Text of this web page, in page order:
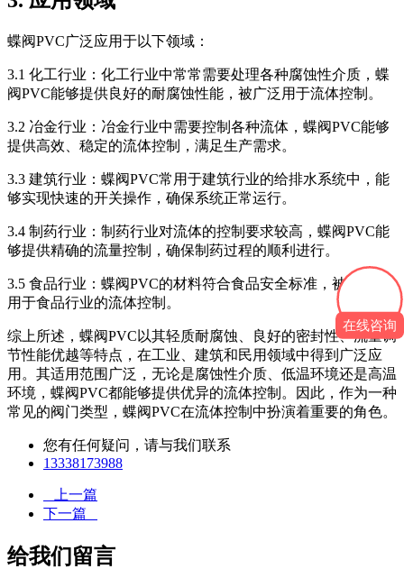
蝶阀PVC广泛应用于以下领域：
3.1 化工行业：化工行业中常常需要处理各种腐蚀性介质，蝶
阀PVC能够提供良好的耐腐蚀性能，被广泛用于流体控制。
3.2 冶金行业：冶金行业中需要控制各种流体，蝶阀PVC能够
提供高效、稳定的流体控制，满足生产需求。
3.3 建筑行业：蝶阀PVC常用于建筑行业的给排水系统中，能
够实现快速的开关操作，确保系统正常运行。
3.4 制药行业：制药行业对流体的控制要求较高，蝶阀PVC能
够提供精确的流量控制，确保制药过程的顺利进行。
3.5 食品行业：蝶阀PVC的材料符合食品安全标准，被广泛应
用于食品行业的流体控制。
综上所述，蝶阀PVC以其轻质耐腐蚀、良好的密封性、流量调
节性能优越等特点，在工业、建筑和民用领域中得到广泛应
用。其适用范围广泛，无论是腐蚀性介质、低温环境还是高温
环境，蝶阀PVC都能够提供优异的流体控制。因此，作为一种
常见的阀门类型，蝶阀PVC在流体控制中扮演着重要的角色。
您有任何疑问，请与我们联系
13338173988
上一篇
下一篇
给我们留言
在线咨询